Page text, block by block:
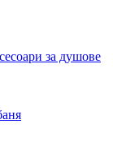
за душове